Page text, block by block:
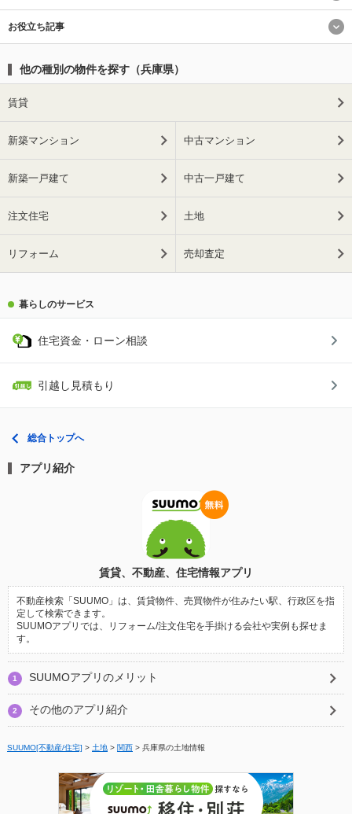
お役立ち記事
他の種別の物件を探す（兵庫県）
賃貸
新築マンション 中古マンション
新築一戸建て 中古一戸建て
注文住宅 土地
リフォーム 売却査定
暮らしのサービス
住宅資金・ローン相談
引越し見積もり
総合トップへ
アプリ紹介
賃貸、不動産、住宅情報アプリ
不動産検索「SUUMO」は、賃貸物件、売買物件が住みたい駅、行政区を指
定して検索できます。
SUUMOアプリでは、リフォーム/注文住宅を手掛ける会社や実例も探せま
す。
1 SUUMOアプリのメリット
2 その他のアプリ紹介
SUUMO[不動産/住宅] > 土地 > 関西 > 兵庫県の土地情報